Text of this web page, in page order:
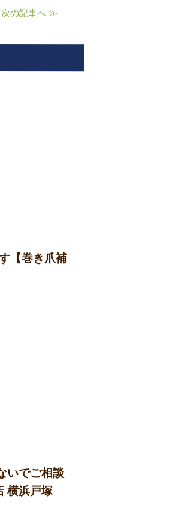
次の記事へ ≫
【巻き爪補
いでご相談
横浜戸塚